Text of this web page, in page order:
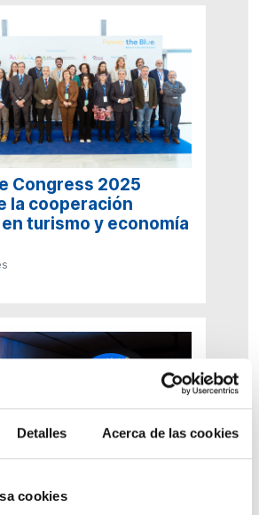
Detalles Acerca de las cookies
cookies
Congress 2025
la cooperación
turismo y economía
Congress clausura su